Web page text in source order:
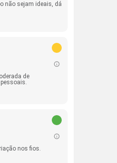
não sejam ideais, dá
de
nos fios.